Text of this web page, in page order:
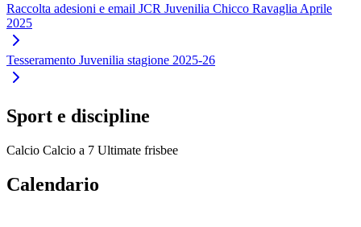
Raccolta adesioni e email JCR Juvenilia Chicco Ravaglia Aprile
2025
Tesseramento Juvenilia stagione 2025-26
Sport e discipline
Calcio Calcio a 7 Ultimate frisbee
Calendario